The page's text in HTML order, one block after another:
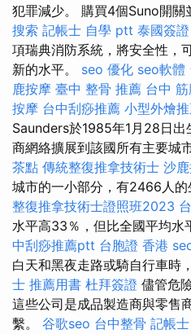
犯罪減少。 購買4個Suno開關
搜索 記帳士 自學 ptt 泰國簽證
項瑞典消防系統，將安全性，
新的水平。 seo 優化 seo軟體
鹿按摩 臺中 整骨 推薦 台中 筋
按摩 台中刮痧推薦 小型外燴
Saunders於1985年1月28日
商網絡擴展到該國所有主要城
茶點 傳統整復推拿技術士 沙
城市的一小部分，有2466人的
整復推拿技術士證照班2023
水平高33％，但比全國平均水
中刮痧推薦ptt 台胞證 香港
白天和黑夜走路或騎自行車時
士 推薦用書 杜拜簽證 儘管危
這些公司是成品製造商與零售
繫。 谷歌seo 台中整骨 記帳